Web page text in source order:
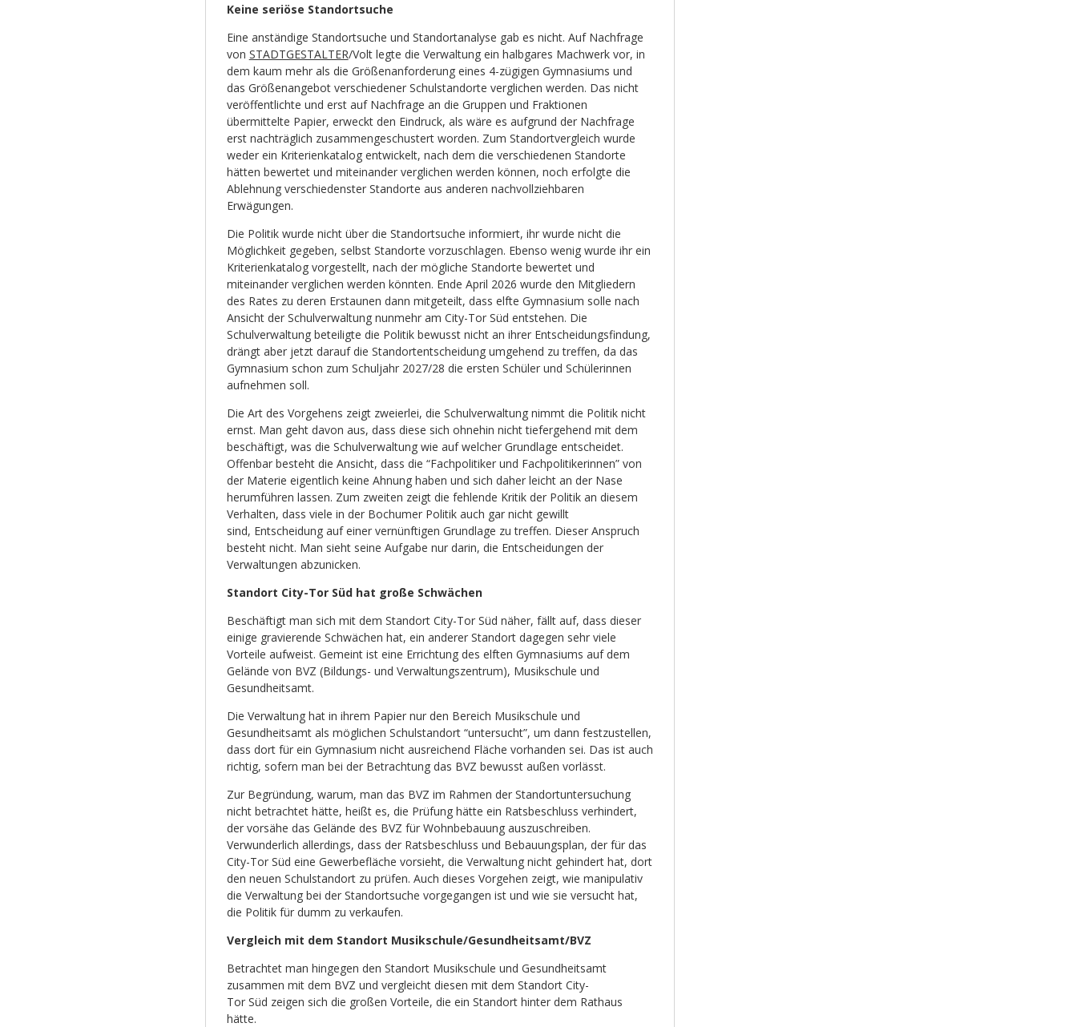
Keine seriöse Standortsuche
Eine anständige Standortsuche und Standortanalyse gab es nicht. Auf Nachfrage
von STADTGESTALTER/Volt legte die Verwaltung ein halbgares Machwerk vor, in
dem kaum mehr als die Größenanforderung eines 4-zügigen Gymnasiums und
das Größenangebot verschiedener Schulstandorte verglichen werden. Das nicht
veröffentlichte und erst auf Nachfrage an die Gruppen und Fraktionen
übermittelte Papier, erweckt den Eindruck, als wäre es aufgrund der Nachfrage
erst nachträglich zusammengeschustert worden. Zum Standortvergleich wurde
weder ein Kriterienkatalog entwickelt, nach dem die verschiedenen Standorte
hätten bewertet und miteinander verglichen werden können, noch erfolgte die
Ablehnung verschiedenster Standorte aus anderen nachvollziehbaren
Erwägungen.
Die Politik wurde nicht über die Standortsuche informiert, ihr wurde nicht die
Möglichkeit gegeben, selbst Standorte vorzuschlagen. Ebenso wenig wurde ihr ein
Kriterienkatalog vorgestellt, nach der mögliche Standorte bewertet und
miteinander verglichen werden könnten. Ende April 2026 wurde den Mitgliedern
des Rates zu deren Erstaunen dann mitgeteilt, dass elfte Gymnasium solle nach
Ansicht der Schulverwaltung nunmehr am City-Tor Süd entstehen. Die
Schulverwaltung beteiligte die Politik bewusst nicht an ihrer Entscheidungsfindung,
drängt aber jetzt darauf die Standortentscheidung umgehend zu treffen, da das
Gymnasium schon zum Schuljahr 2027/28 die ersten Schüler und Schülerinnen
aufnehmen soll.
Die Art des Vorgehens zeigt zweierlei, die Schulverwaltung nimmt die Politik nicht
ernst. Man geht davon aus, dass diese sich ohnehin nicht tiefergehend mit dem
beschäftigt, was die Schulverwaltung wie auf welcher Grundlage entscheidet.
Offenbar besteht die Ansicht, dass die “Fachpolitiker und Fachpolitikerinnen” von
der Materie eigentlich keine Ahnung haben und sich daher leicht an der Nase
herumführen lassen. Zum zweiten zeigt die fehlende Kritik der Politik an diesem
Verhalten, dass viele in der Bochumer Politik auch gar nicht gewillt
sind, Entscheidung auf einer vernünftigen Grundlage zu treffen. Dieser Anspruch
besteht nicht. Man sieht seine Aufgabe nur darin, die Entscheidungen der
Verwaltungen abzunicken.
Standort City-Tor Süd hat große Schwächen
Beschäftigt man sich mit dem Standort City-Tor Süd näher, fällt auf, dass dieser
einige gravierende Schwächen hat, ein anderer Standort dagegen sehr viele
Vorteile aufweist. Gemeint ist eine Errichtung des elften Gymnasiums auf dem
Gelände von BVZ (Bildungs- und Verwaltungszentrum), Musikschule und
Gesundheitsamt.
Die Verwaltung hat in ihrem Papier nur den Bereich Musikschule und
Gesundheitsamt als möglichen Schulstandort “untersucht”, um dann festzustellen,
dass dort für ein Gymnasium nicht ausreichend Fläche vorhanden sei. Das ist auch
richtig, sofern man bei der Betrachtung das BVZ bewusst außen vorlässt.
Zur Begründung, warum, man das BVZ im Rahmen der Standortuntersuchung
nicht betrachtet hätte, heißt es, die Prüfung hätte ein Ratsbeschluss verhindert,
der vorsähe das Gelände des BVZ für Wohnbebauung auszuschreiben.
Verwunderlich allerdings, dass der Ratsbeschluss und Bebauungsplan, der für das
City-Tor Süd eine Gewerbefläche vorsieht, die Verwaltung nicht gehindert hat, dort
den neuen Schulstandort zu prüfen. Auch dieses Vorgehen zeigt, wie manipulativ
die Verwaltung bei der Standortsuche vorgegangen ist und wie sie versucht hat,
die Politik für dumm zu verkaufen.
Vergleich mit dem Standort Musikschule/Gesundheitsamt/BVZ
Betrachtet man hingegen den Standort Musikschule und Gesundheitsamt
zusammen mit dem BVZ und vergleicht diesen mit dem Standort City-
Tor Süd zeigen sich die großen Vorteile, die ein Standort hinter dem Rathaus
hätte.